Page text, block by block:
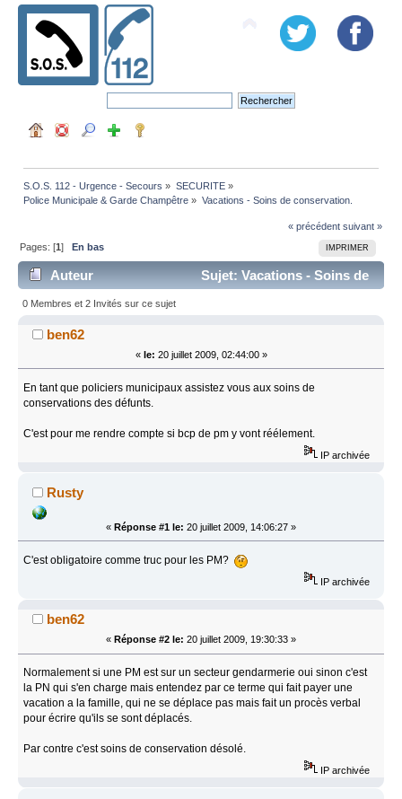
S.O.S. 112 - Urgence - Secours » SECURITE»
Police Municipale & Garde Champêtre » Vacations - Soins de conservation.
« précédent suivant »
IMPRIMER
Pages: [1]En bas
Auteur
Sujet: Vacations - Soins de
conservation. (Lu 37129 fois)
0 Membres et 2 Invités sur ce sujet
ben62
« le: 20 juillet 2009, 02:44:00 »
En tant que policiers municipaux assistez vous aux soins de
conservations des défunts.
C'est pour me rendre compte si bcp de pm y vont réélement.
IP archivée
Rusty
« Réponse #1 le: 20 juillet 2009, 14:06:27 »
C'est obligatoire comme truc pour les PM?
IP archivée
ben62
« Réponse #2 le: 20 juillet 2009, 19:30:33 »
Normalement si une PM est sur un secteur gendarmerie oui sinon c'est
la PN qui s'en charge mais entendez par ce terme qui fait payer une
vacation a la famille, qui ne se déplace pas mais fait un procès verbal
pour écrire qu'ils se sont déplacés.
Par contre c'est soins de conservation désolé.
IP archivée